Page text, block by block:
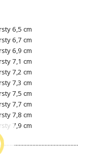
6,5 cm
6,7 cm
6,9 cm
7,1 cm
7,2 cm
7,3 cm
7,5 cm
7,7 cm
7,8 cm
7,9 cm